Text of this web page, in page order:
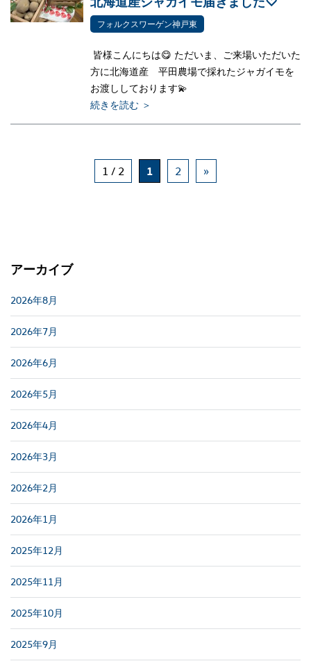
フォルクスワーゲン神戸東
皆様こんにちは😋 ただいま、ご来場いただいた
方に北海道産 平田農場で採れたジャガイモを
お渡ししております💫
続きを読む ＞
1 / 2 1 2 »
アーカイブ
2026年8月
2026年7月
2026年6月
2026年5月
2026年4月
2026年3月
2026年2月
2026年1月
2025年12月
2025年11月
2025年10月
2025年9月